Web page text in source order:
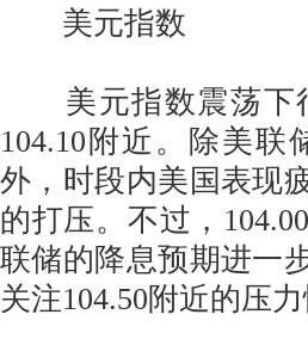
美元指数
美元指数震荡下
104.10附近。除美
外，时段内美国表现
的打压。不过，
联储的降息预期进一
关注104.50附近的压